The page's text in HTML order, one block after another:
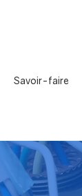
Savoir-faire